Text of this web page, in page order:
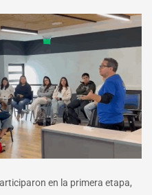
en la primera etapa,